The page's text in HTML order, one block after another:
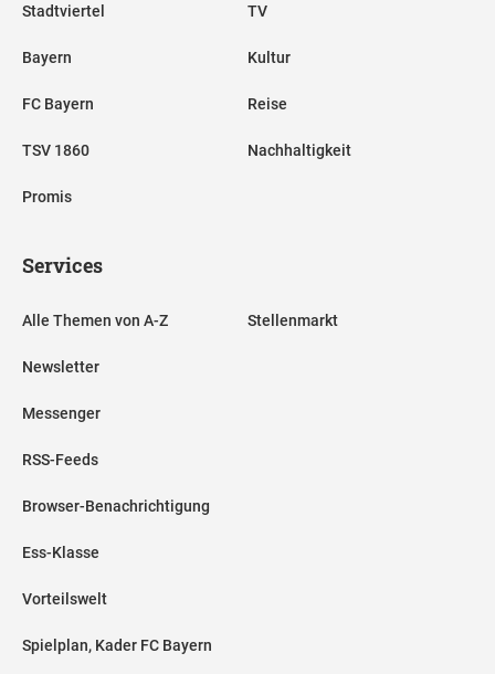
Stadtviertel
Bayern
FC Bayern
TSV 1860
Promis
TV
Kultur
Reise
Nachhaltigkeit
Services
Alle Themen von A-Z
Newsletter
Messenger
RSS-Feeds
Browser-Benachrichtigung
Ess-Klasse
Vorteilswelt
Spielplan, Kader FC Bayern
Stellenmarkt